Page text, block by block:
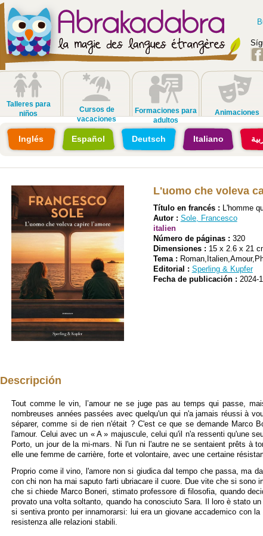
Talleres para
niños
Cursos de
vacaciones
Formaciones para
adultos
Animaciones
Inglés Español Deutsch Italiano
L'uomo che voleva
Título en francés : L'homme
Autor : Sole, Francesco
italien
Número de páginas : 320
Dimensiones : 15 x 2.6 x 21
Tema :
Editorial : Sperling & Kupfer
Fecha de publicación : 2024-
Descripción
Tout comme le vin, l’amour ne se juge pas au temps qui passe,
nombreuses années passées avec quelqu'un qui n'a jamais réussi à
séparer, comme si de rien n'était ? C'est ce que se demande Marco
l'amour. Celui avec un « A » majuscule, celui qu'il n'a ressenti qu'une
Porto, un jour de la mi-mars. Ni l'un ni l'autre ne se sentaient prêts à
elle une femme de carrière, forte et volontaire, avec une certaine
Proprio come il vino, l'amore non si giudica dal tempo che passa, ma
con chi non ha mai saputo farti ubriacare il cuore. Due vite che si sono
che si chiede Marco Boneri, stimato professore di filosofia, quando
provato una volta soltanto, quando ha conosciuto Sara. Il loro è stato
si sentiva pronto per innamorarsi: lui era un giovane accademico con
resistenza alle relazioni stabili.